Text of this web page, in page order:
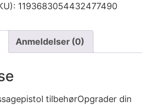
1193683054432477490
Anmeldelser (0)
tilbehørOpgrader din